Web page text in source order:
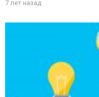
7 лет назад